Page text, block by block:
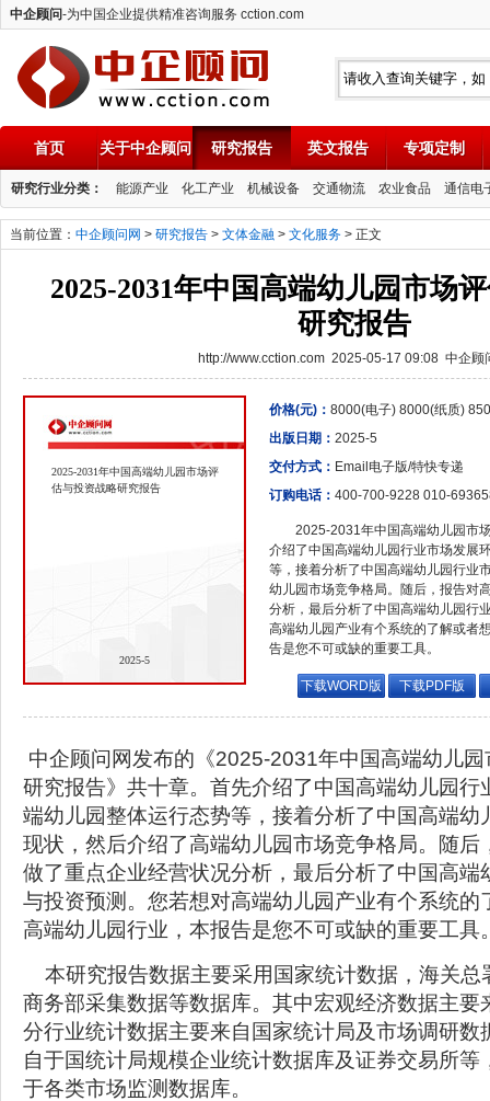
中企顾问-为中国企业提供精准咨询服务 cction.com
中企顾问
首页 关于中企顾问 研究报告 英文报告 专项定制
研究行业分类： 能源产业 化工产业 机械设备 交通物流 农业食品 通信电
当前位置： 中企顾问网 > 研究报告 > 文体金融 > 文化服务 > 正文
2025-2031年中国高端幼儿园市场
研究报告
http://www.cction.com 2025-05-17 09:08 中企顾
2025-2031年中国高端幼儿园市场评
估与投资战略研究报告
2025-5
价格(元)： 8000(电子) 8000(纸质)
出版日期： 2025-5
交付方式： Email电子版/特快专递
订购电话： 400-700-9228 010-
2025-2031年中国高端幼儿园市
介绍了中国高端幼儿园行业市场发展
等，接着分析了中国高端幼儿园行业
幼儿园市场竞争格局。随后，报告对
分析，最后分析了中国高端幼儿园行
高端幼儿园产业有个系统的了解或者
告是您不可或缺的重要工具。
下载WORD版 下载PDF版
中企顾问网发布的《2025-2031年中国高端幼儿
研究报告》共十章。首先介绍了中国高端幼儿园行
端幼儿园整体运行态势等，接着分析了中国高端幼
现状，然后介绍了高端幼儿园市场竞争格局。随后
做了重点企业经营状况分析，最后分析了中国高端
与投资预测。您若想对高端幼儿园产业有个系统的
高端幼儿园行业，本报告是您不可或缺的重要工具
本研究报告数据主要采用国家统计数据，海关总
商务部采集数据等数据库。其中宏观经济数据主要
分行业统计数据主要来自国家统计局及市场调研数
自于国统计局规模企业统计数据库及证券交易所等
于各类市场监测数据库。